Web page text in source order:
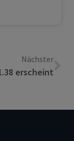
Nächster
erscheint